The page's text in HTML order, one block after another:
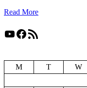
Read More
YouTube
Facebook
RSS Feed
M
T W